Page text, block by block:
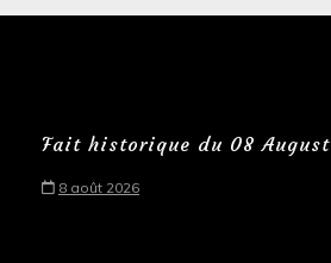
Fait historique du 08 August
8 août 2026